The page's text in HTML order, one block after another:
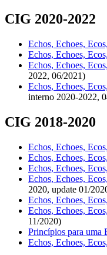
CIG 2020-2022
Echos, Echoes,
Echos, Echoes,
Echos, Echoes,
2022, 06/2021)
Echos, Echoes,
interno 2020-2022,
CIG 2018-2020
Echos, Echoes,
Echos, Echoes,
Echos, Echoes,
Echos, Echoes,
2020, update 01/
Echos, Echoes,
Echos, Echoes,
11/2020)
Princípios para uma
Echos, Echoes,